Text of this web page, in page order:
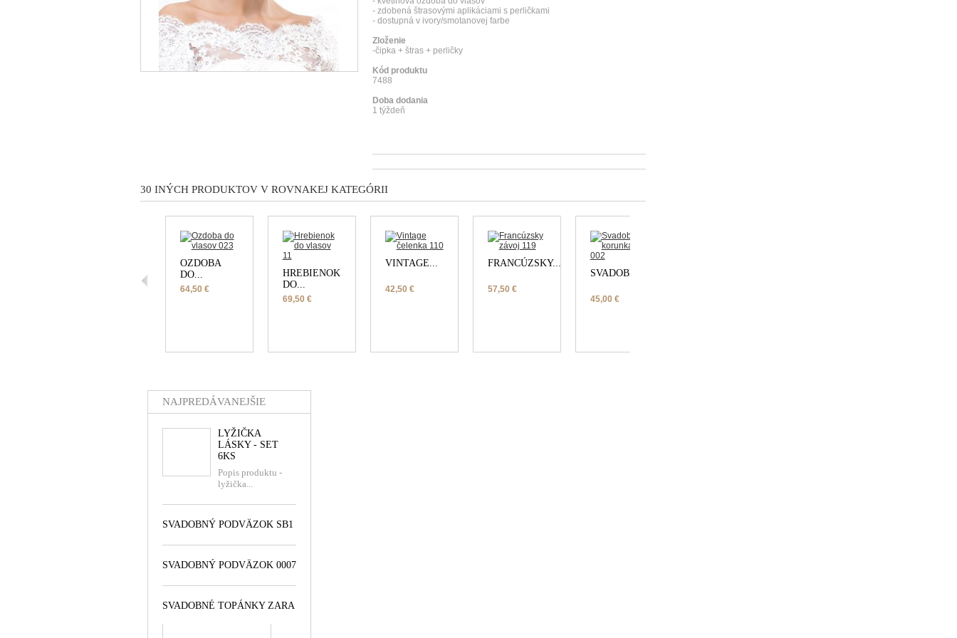
- zdobená štrasovými aplikáciami s perličkami
- dostupná v ivory/smotanovej farbe
Zloženie
-čipka + štras + perličky
Kód produktu
7488
Doba dodania
1 týždeň
30 INÝCH PRODUKTOV V ROVNAKEJ KATEGÓRII
OZDOBA
DO...
64,50 €
HREBIENOK
DO...
69,50 €
VINTAGE...
42,50 €
FRANCÚZSKY...
57,50 €
SVADOBNÁ...
45,00 €
NAJPREDÁVANEJŠIE
LYŽIČKA
LÁSKY - SET
6KS
Popis produktu -
lyžička...
SVADOBNÝ PODVÄZOK SB1
SVADOBNÝ PODVÄZOK 0007
SVADOBNÉ TOPÁNKY ZARA